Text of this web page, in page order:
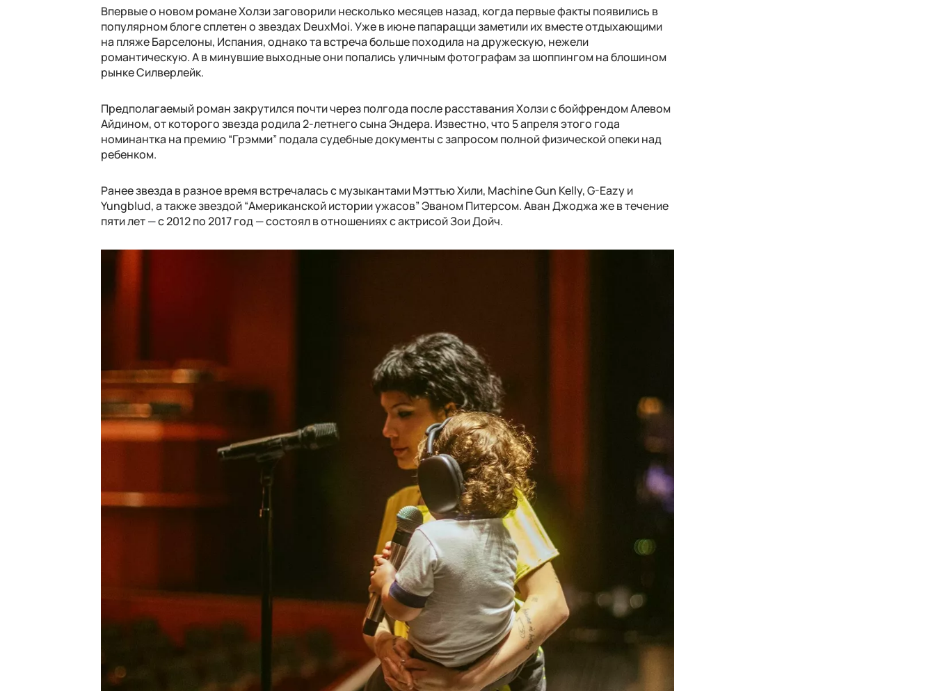
Впервые о новом романе Холзи заговорили несколько месяцев назад, когда первые факты появились в
популярном блоге сплетен о звездах DeuxMoi. Уже в июне папарацци заметили их вместе отдыхающими
на пляже Барселоны, Испания, однако та встреча больше походила на дружескую, нежели
романтическую. А в минувшие выходные они попались уличным фотографам за шоппингом на блошином
рынке Силверлейк.
Предполагаемый роман закрутился почти через полгода после расставания Холзи с бойфрендом Алевом
Айдином, от которого звезда родила 2-летнего сына Эндера. Известно, что 5 апреля этого года
номинантка на премию “Грэмми” подала судебные документы с запросом полной физической опеки над
ребенком.
Ранее звезда в разное время встречалась с музыкантами Мэттью Хили, Machine Gun Kelly, G-Eazy и
Yungblud, а также звездой “Американской истории ужасов” Эваном Питерсом. Аван Джоджа же в течение
пяти лет—с 2012 по 2017 год—состоял в отношениях с актрисой Зои Дойч.